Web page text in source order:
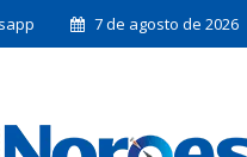
7 de agosto de 2026